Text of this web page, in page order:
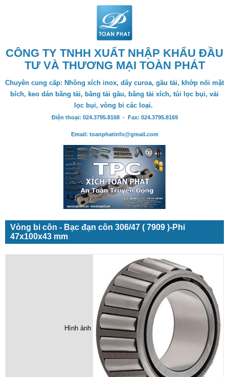
CÔNG TY TNHH XUẤT NHẬP KHẨU ĐẦU
TƯ VÀ THƯƠNG MẠI TOÀN PHÁT
Chuyên cung cấp: Nhông xích inox, dây curoa, gầu tải, khớp nối mặt
bích, keo dán băng tải, băng tải gầu, băng tải xích, túi lọc bụi, vải
lọc bụi, vòng bi các loại.
Điện thoại: 024.3795.8168 - Fax: 024.3795.8169
Email: toanphatinfo@gmail.com
Vòng bi côn - Bạc đạn côn 306/47 ( 7909 )-Phi
47x100x43 mm
Hình ảnh